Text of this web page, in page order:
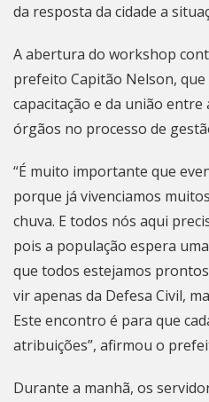
da resposta da cidade a
A abertura do workshop
prefeito Capitão Nelson,
capacitação e da união
órgãos no processo de
“É muito importante que
porque já vivenciamos
chuva. E todos nós aqui
pois a população espera
que todos estejamos
vir apenas da Defesa Civil,
Este encontro é para que
atribuições”, afirmou o
Durante a manhã, os